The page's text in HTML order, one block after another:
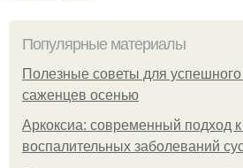
Популярные материалы
Полезные советы для
саженцев осенью
Аркоксиа: современный подход
воспалительных заболеваний